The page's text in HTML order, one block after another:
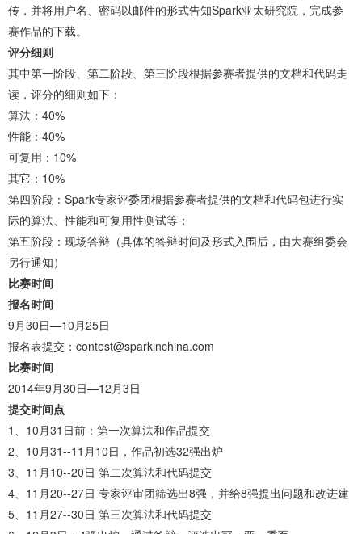
传，并将用户名、密码以邮件的形式告知Spark亚太研究院，完成参
赛作品的下载。
评分细则
其中第一阶段、第二阶段、第三阶段根据参赛者提供的文档和代码走
读，评分的细则如下：
算法：40%
性能：40%
可复用：10%
其它：10%
第四阶段：Spark专家评委团根据参赛者提供的文档和代码包进行实
际的算法、性能和可复用性测试等；
第五阶段：现场答辩（具体的答辩时间及形式入围后，由大赛组委会
另行通知）
比赛时间
报名时间
9月30日—10月25日
报名表提交：contest@sparkinchina.com
比赛时间
2014年9月30日—12月3日
提交时间点
1、10月31日前：第一次算法和作品提交
2、10月31--11月10日，作品初选32强出炉
3、11月10--20日 第二次算法和代码提交
4、11月20--27日 专家评审团筛选出8强，并给8强提出问题和改进建
5、11月27--30日 第三次算法和代码提交